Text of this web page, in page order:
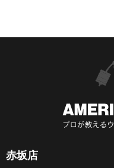
赤坂店